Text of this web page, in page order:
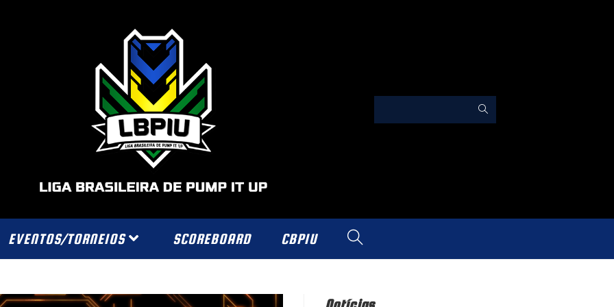
EVENTOS/TORNEIOS SCOREBOARD CBPIU